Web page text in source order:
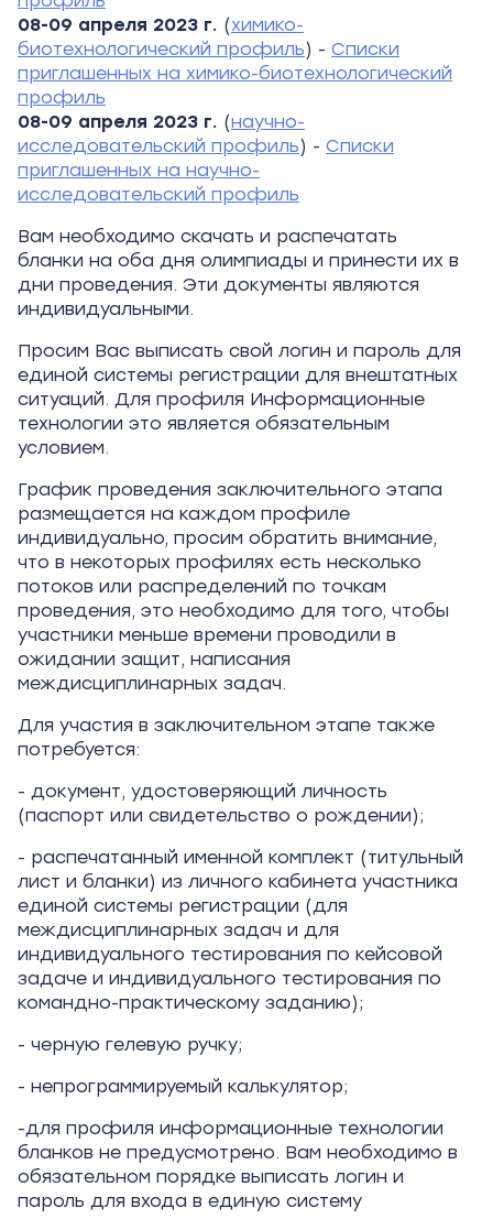
08-09 апреля 2023 г. (химико-
биотехнологический профиль) - Списки
приглашенных на химико-биотехнологический
профиль
08-09 апреля 2023 г. (научно-
исследовательский профиль) - Списки
приглашенных на научно-
исследовательский профиль
Вам необходимо скачать и распечатать
бланки на оба дня олимпиады и принести их в
дни проведения. Эти документы являются
индивидуальными.
Просим Вас выписать свой логин и пароль для
единой системы регистрации для внештатных
ситуаций. Для профиля Информационные
технологии это является обязательным
условием.
График проведения заключительного этапа
размещается на каждом профиле
индивидуально, просим обратить внимание,
что в некоторых профилях есть несколько
потоков или распределений по точкам
проведения, это необходимо для того, чтобы
участники меньше времени проводили в
ожидании защит, написания
междисциплинарных задач.
Для участия в заключительном этапе также
потребуется:
- документ, удостоверяющий личность
(паспорт или свидетельство о рождении);
- распечатанный именной комплект (титульный
лист и бланки) из личного кабинета участника
единой системы регистрации (для
междисциплинарных задач и для
индивидуального тестирования по кейсовой
задаче и индивидуального тестирования по
командно-практическому заданию);
- черную гелевую ручку;
- непрограммируемый калькулятор;
-для профиля информационные технологии
бланков не предусмотрено. Вам необходимо в
обязательном порядке выписать логин и
пароль для входа в единую систему